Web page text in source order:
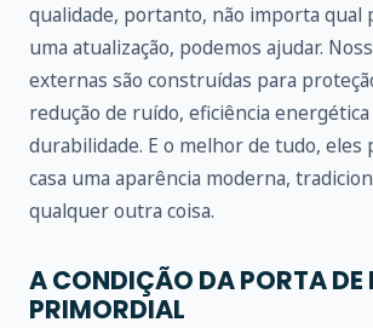
qualidade, portanto, não importa qual
uma atualização, podemos ajudar.
externas são construídas para
redução de ruído, eficiência energética
durabilidade. E o melhor de tudo, eles
casa uma aparência moderna,
qualquer outra coisa.
A CONDIÇÃO DA PORTA DE
PRIMORDIAL